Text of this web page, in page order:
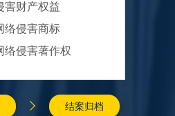
害财产权益
络侵害商标
络侵害著作权
 结案归档